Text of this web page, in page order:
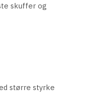
skuffer og
større styrke